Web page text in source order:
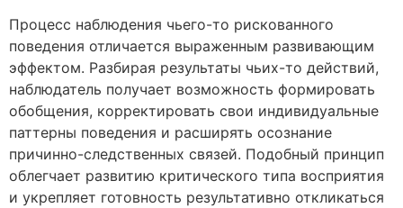
Процесс наблюдения чьего-то рискованного
поведения отличается выраженным развивающим
эффектом. Разбирая результаты чьих-то действий,
наблюдатель получает возможность формировать
обобщения, корректировать свои индивидуальные
паттерны поведения и расширять осознание
причинно-следственных связей. Подобный принцип
облегчает развитию критического типа восприятия
и укрепляет готовность результативно откликаться